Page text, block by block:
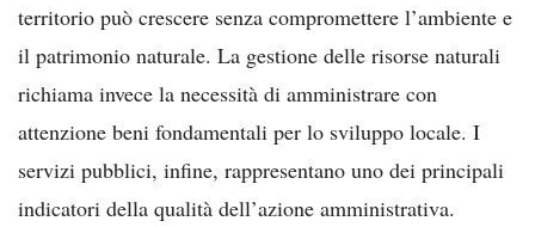
territorio può crescere senza compromettere l’ambiente e
il patrimonio naturale. La gestione delle risorse naturali
richiama invece la necessità di amministrare con
attenzione beni fondamentali per lo sviluppo locale. I
servizi pubblici, infine, rappresentano uno dei principali
indicatori della qualità dell’azione amministrativa.